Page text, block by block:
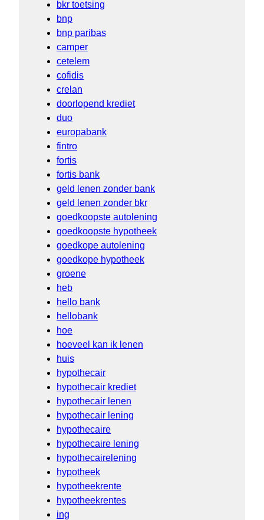
bkr toetsing
bnp
bnp paribas
camper
cetelem
cofidis
crelan
doorlopend krediet
duo
europabank
fintro
fortis
fortis bank
geld lenen zonder bank
geld lenen zonder bkr
goedkoopste autolening
goedkoopste hypotheek
goedkope autolening
goedkope hypotheek
groene
heb
hello bank
hellobank
hoe
hoeveel kan ik lenen
huis
hypothecair
hypothecair krediet
hypothecair lenen
hypothecair lening
hypothecaire
hypothecaire lening
hypothecairelening
hypotheek
hypotheekrente
hypotheekrentes
ing